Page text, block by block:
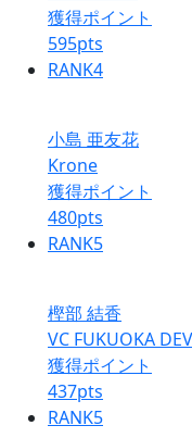
獲得ポイント
595pts
RANK4
小島 亜友花
Krone
獲得ポイント
480pts
RANK5
樫部 結香
VC FUKUOKA
獲得ポイント
437pts
RANK5